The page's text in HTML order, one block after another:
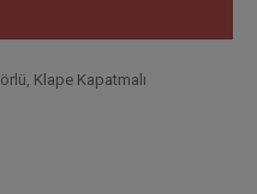
Klape Kapatmalı